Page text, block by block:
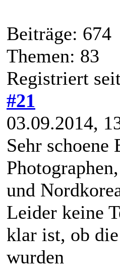
Beiträge: 674
Themen: 83
Registriert
#21
03.09.2014,
Sehr
und
Leider keine
klar ist, ob
wurden